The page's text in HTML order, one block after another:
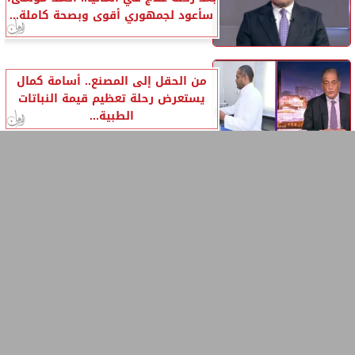
سأعود لجمهوري أقوى وبصحة كاملة...
من الحقل إلى المصنع.. أسامة كمال
يستعرض رحلة تعظيم قيمة النباتات
الطبية...